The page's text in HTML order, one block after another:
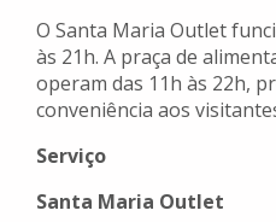
O Santa Maria Outlet
às 21h. A praça de
operam das 11h às 22h,
conveniência aos
Serviço
Santa Maria Outlet